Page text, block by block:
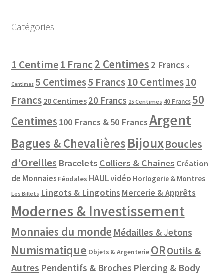
Catégories
1 Centime1 Franc2 Centimes 2 Francs 3
Centimes 5 Centimes5 Francs10 Centimes10
Francs 20 Centimes 20 Francs 25 Centimes 40 Francs 50
Centimes 100 Francs & 50 FrancsArgent
Bagues & ChevalièresBijouxBoucles
d'Oreilles Bracelets Colliers & Chaines Création
de Monnaies Féodales HAUL vidéo Horlogerie & Montres
Les Billets Lingots & Lingotins Mercerie & Apprêts
Modernes & Investissement
Monnaies du monde Médailles & Jetons
Numismatique Objets & Argenterie OR Outils &
Autres Pendentifs & Broches Piercing & Body